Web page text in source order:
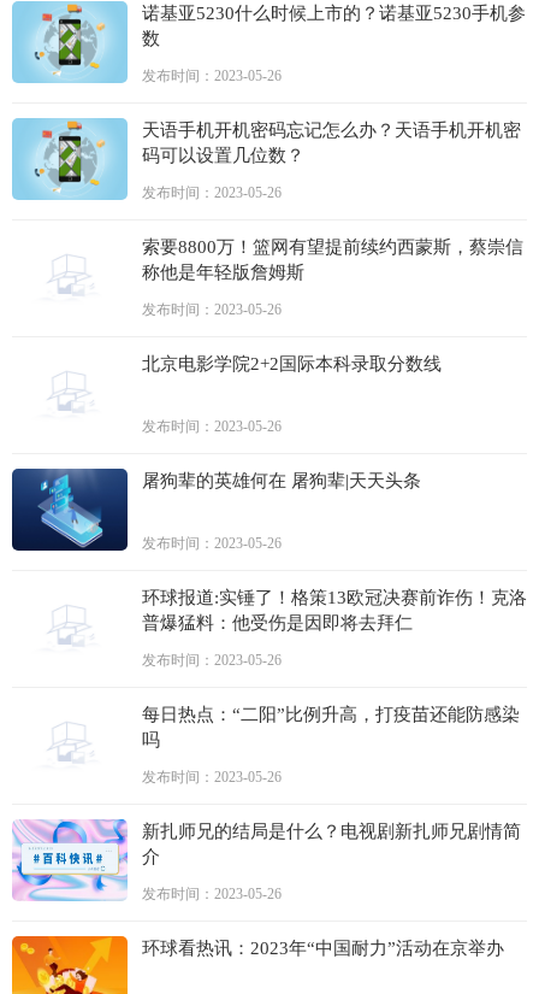
诺基亚5230什么时候上市的？诺基亚5230手机参
数
发布时间：2023-05-26
天语手机开机密码忘记怎么办？天语手机开机密
码可以设置几位数？
发布时间：2023-05-26
索要8800万！篮网有望提前续约西蒙斯，蔡崇信
称他是年轻版詹姆斯
发布时间：2023-05-26
北京电影学院2+2国际本科录取分数线
发布时间：2023-05-26
屠狗辈的英雄何在 屠狗辈|天天头条
发布时间：2023-05-26
环球报道:实锤了！格策13欧冠决赛前诈伤！克洛
普爆猛料：他受伤是因即将去拜仁
发布时间：2023-05-26
每日热点：“二阳”比例升高，打疫苗还能防感染
吗
发布时间：2023-05-26
新扎师兄的结局是什么？电视剧新扎师兄剧情简
介
发布时间：2023-05-26
环球看热讯：2023年“中国耐力”活动在京举办